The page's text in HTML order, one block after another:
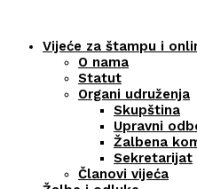
Vijeće za štampu i
O nama
Statut
Organi udruženja
Skupština
Upravni
Žalbena
Sekretarijat
Članovi vijeća